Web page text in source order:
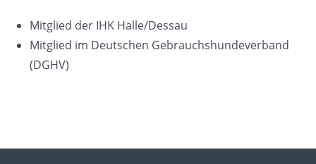
Mitglied der IHK Halle/Dessau
Mitglied im Deutschen Gebrauchshundeverband
(DGHV)